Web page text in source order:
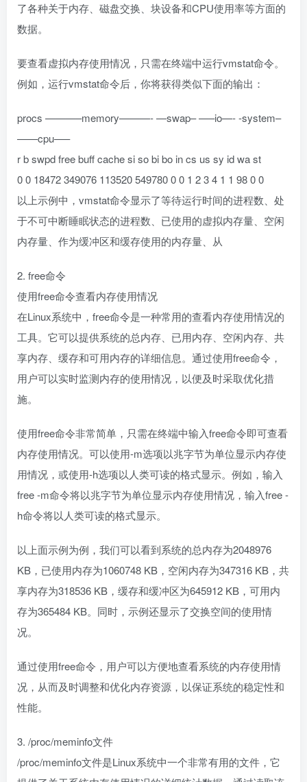
了各种关于内存、磁盘交换、块设备和CPU使用率等方面的
数据。
要查看虚拟内存使用情况，只需在终端中运行vmstat命令。
例如，运行vmstat命令后，你将获得类似下面的输出：
procs ———–memory———- —swap– —–io—- -system–
——cpu—–
r b swpd free buff cache si so bi bo in cs us sy id wa st
0 0 18472 349076 113520 549780 0 0 1 2 3 4 1 1 98 0 0
以上示例中，vmstat命令显示了等待运行时间的进程数、处
于不可中断睡眠状态的进程数、已使用的虚拟内存量、空闲
内存量、作为缓冲区和缓存使用的内存量、从
2. free命令
使用free命令查看内存使用情况
在Linux系统中，free命令是一种常用的查看内存使用情况的
工具。它可以提供系统的总内存、已用内存、空闲内存、共
享内存、缓存和可用内存的详细信息。通过使用free命令，
用户可以实时监测内存的使用情况，以便及时采取优化措
施。
使用free命令非常简单，只需在终端中输入free命令即可查看
内存使用情况。可以使用-m选项以兆字节为单位显示内存使
用情况，或使用-h选项以人类可读的格式显示。例如，输入
free -m命令将以兆字节为单位显示内存使用情况，输入free -
h命令将以人类可读的格式显示。
以上面示例为例，我们可以看到系统的总内存为2048976
KB，已使用内存为1060748 KB，空闲内存为347316 KB，共
享内存为318536 KB，缓存和缓冲区为645912 KB，可用内
存为365484 KB。同时，示例还显示了交换空间的使用情
况。
通过使用free命令，用户可以方便地查看系统的内存使用情
况，从而及时调整和优化内存资源，以保证系统的稳定性和
性能。
3. /proc/meminfo文件
/proc/meminfo文件是Linux系统中一个非常有用的文件，它